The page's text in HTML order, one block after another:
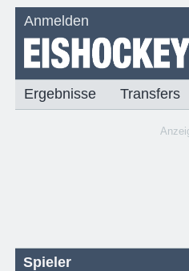
Anmelden
Ergebnisse Transfers
Spieler